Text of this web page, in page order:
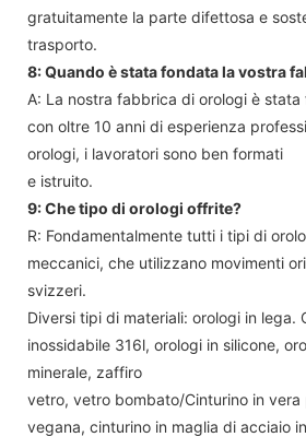
gratuitamente la parte difettosa e
trasporto.
8: Quando è stata fondata la vostra
A: La nostra fabbrica di orologi è
con oltre 10 anni di esperienza
orologi, i lavoratori sono ben formati
e istruito.
9: Che tipo di orologi offrite?
R: Fondamentalmente tutti i tipi di
meccanici, che utilizzano movimenti
svizzeri.
Diversi tipi di materiali: orologi in lega.
inossidabile 316l, orologi in silicone,
minerale, zaffiro
vetro, vetro bombato/Cinturino in vera
vegana, cinturino in maglia di acciaio